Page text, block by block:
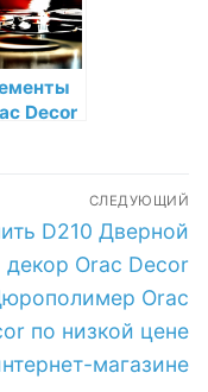
Decor
СЛЕДУЮЩИЙ
D210 Дверной
декор Orac Decor
Orac
по низкой цене
магазине